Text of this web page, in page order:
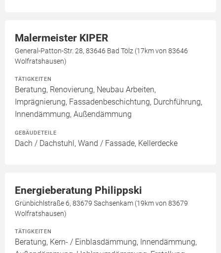
Malermeister KIPER
General-Patton-Str. 28, 83646 Bad Tölz (17km von 83646
Wolfratshausen)
TÄTIGKEITEN
Beratung, Renovierung, Neubau Arbeiten,
Imprägnierung, Fassadenbeschichtung, Durchführung,
Innendämmung, Außendämmung
GEBÄUDETEILE
Dach / Dachstuhl, Wand / Fassade, Kellerdecke
Energieberatung Philippski
Grünbichlstraße 6, 83679 Sachsenkam (19km von 83679
Wolfratshausen)
TÄTIGKEITEN
Beratung, Kern- / Einblasdämmung, Innendämmung,